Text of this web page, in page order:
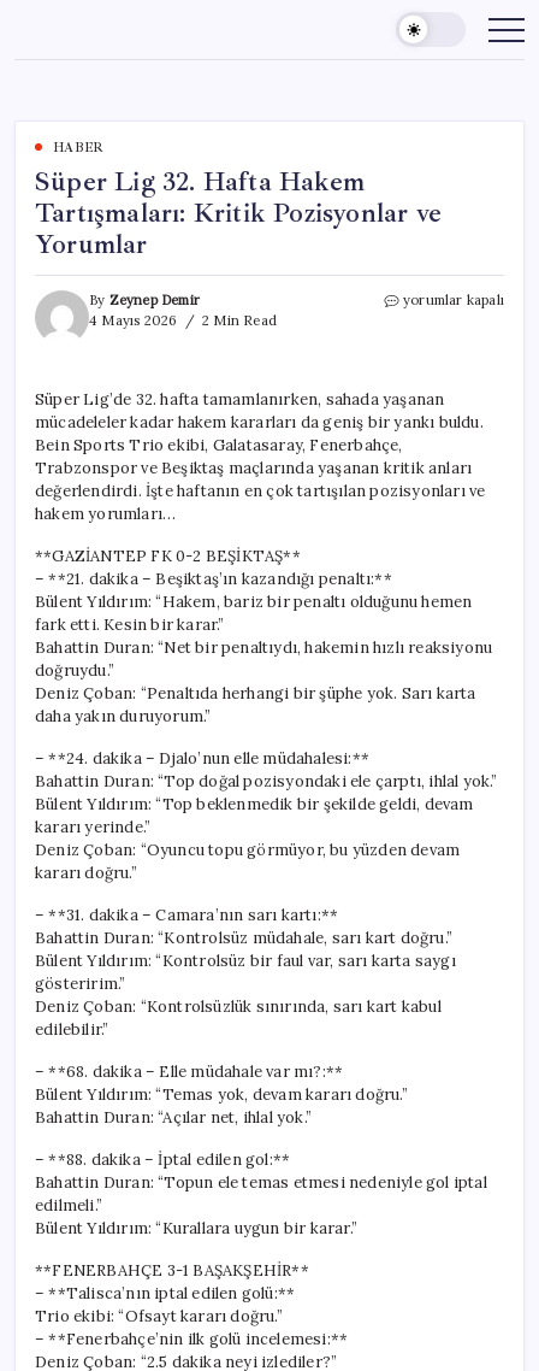
content
HABER
Süper Lig 32. Hafta Hakem
Tartışmaları: Kritik Pozisyonlar ve
Yorumlar
By Zeynep Demir
4 Mayıs 2026
2 Min Read
Süper
Tartışmaları:
Kritik
ve
Yorumlar
için
yorumlar kapalı
Süper Lig’de 32. hafta tamamlanırken, sahada yaşanan
mücadeleler kadar hakem kararları da geniş bir yankı buldu.
Bein Sports Trio ekibi, Galatasaray, Fenerbahçe,
Trabzonspor ve Beşiktaş maçlarında yaşanan kritik anları
değerlendirdi. İşte haftanın en çok tartışılan pozisyonları ve
hakem yorumları…
**GAZİANTEP FK 0-2 BEŞİKTAŞ**
– **21. dakika – Beşiktaş’ın kazandığı penaltı:**
Bülent Yıldırım: “Hakem, bariz bir penaltı olduğunu hemen
fark etti. Kesin bir karar.”
Bahattin Duran: “Net bir penaltıydı, hakemin hızlı reaksiyonu
doğruydu.”
Deniz Çoban: “Penaltıda herhangi bir şüphe yok. Sarı karta
daha yakın duruyorum.”
– **24. dakika – Djalo’nun elle müdahalesi:**
Bahattin Duran: “Top doğal pozisyondaki ele çarptı, ihlal yok.”
Bülent Yıldırım: “Top beklenmedik bir şekilde geldi, devam
kararı yerinde.”
Deniz Çoban: “Oyuncu topu görmüyor, bu yüzden devam
kararı doğru.”
– **31. dakika – Camara’nın sarı kartı:**
Bahattin Duran: “Kontrolsüz müdahale, sarı kart doğru.”
Bülent Yıldırım: “Kontrolsüz bir faul var, sarı karta saygı
gösteririm.”
Deniz Çoban: “Kontrolsüzlük sınırında, sarı kart kabul
edilebilir.”
– **68. dakika – Elle müdahale var mı?:**
Bülent Yıldırım: “Temas yok, devam kararı doğru.”
Bahattin Duran: “Açılar net, ihlal yok.”
– **88. dakika – İptal edilen gol:**
Bahattin Duran: “Topun ele temas etmesi nedeniyle gol iptal
edilmeli.”
Bülent Yıldırım: “Kurallara uygun bir karar.”
**FENERBAHÇE 3-1 BAŞAKŞEHİR**
– **Talisca’nın iptal edilen golü:**
Trio ekibi: “Ofsayt kararı doğru.”
– **Fenerbahçe’nin ilk golü incelemesi:**
Deniz Çoban: “2.5 dakika neyi izlediler?”